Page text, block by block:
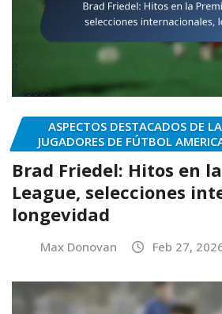
ASPECTOS DESTACADOS DE
JUGADORES DE FÚTBOL
Brad Friedel: Hitos en
League, selecciones
longevidad
Max Donovan Feb 27,